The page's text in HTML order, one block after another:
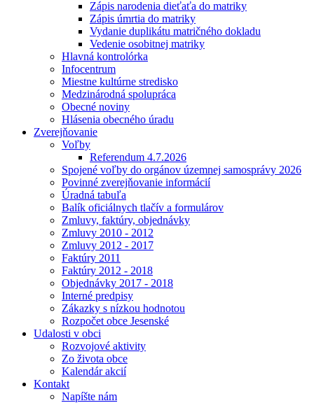
Zápis narodenia dieťaťa do matriky
Zápis úmrtia do matriky
Vydanie duplikátu matričného dokladu
Vedenie osobitnej matriky
Hlavná kontrolórka
Infocentrum
Miestne kultúrne stredisko
Medzinárodná spolupráca
Obecné noviny
Hlásenia obecného úradu
Zverejňovanie
Voľby
Referendum 4.7.2026
Spojené voľby do orgánov územnej samosprávy 2026
Povinné zverejňovanie informácií
Úradná tabuľa
Balík oficiálnych tlačív a formulárov
Zmluvy, faktúry, objednávky
Zmluvy 2010 - 2012
Zmluvy 2012 - 2017
Faktúry 2011
Faktúry 2012 - 2018
Objednávky 2017 - 2018
Interné predpisy
Zákazky s nízkou hodnotou
Rozpočet obce Jesenské
Udalosti v obci
Rozvojové aktivity
Zo života obce
Kalendár akcií
Kontakt
Napíšte nám